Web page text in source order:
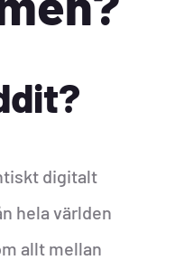
digitalt
hela världen
allt mellan